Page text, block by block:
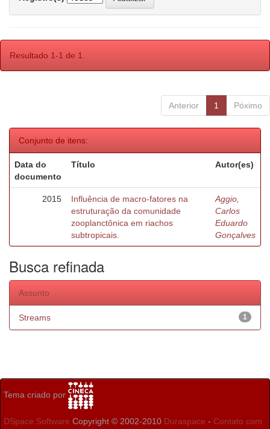
Resultado 1-1 de 1.
Anterior 1 Póximo
Conjunto de itens:
Data do
documento
Título Autor(es)
2015
Influência de macro-fatores na
estruturação da comunidade
zooplanctônica em riachos
subtropicais.
Aggio,
Carlos
Eduardo
Gonçalves
Busca refinada
Assunto
1
Streams
Tema criado por
DSpace Software Copyright © 2002-2010 Duraspace - Contato com